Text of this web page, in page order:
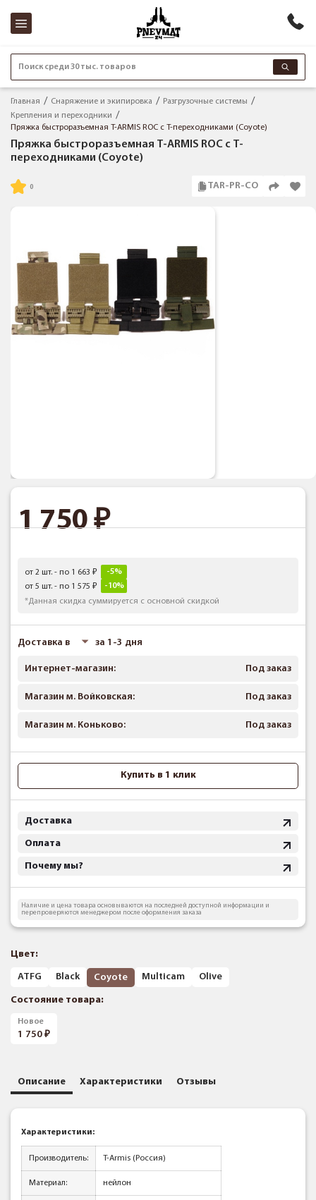
Поиск среди 30 тыс. товаров
Главная Снаряжение и экипировка
Разгрузочные системы
Крепления и переходники
Пряжка быстроразъемная T-ARMIS ROC с Т-переходниками (Coyote)
Пряжка быстроразъемная T-ARMIS ROC с Т-
переходниками (Coyote)
TAR-PR-CO
1 750
от 2 шт. - по 1 663
-5%
от 5 шт. - по 1 575
-10%
*Данная скидка суммируется с основной скидкой
Доставка в за 1-3 дня
Интернет-магазин: Под заказ
Магазин м. Войковская: Под заказ
Магазин м. Коньково: Под заказ
Купить в 1 клик
Доставка
Оплата
Почему мы?
Наличие и цена товара основываются на последней доступной информации и
перепроверяются менеджером после оформления заказа
Цвет:
ATFG Black Coyote Multicam Olive
Состояние товара:
Новое
1 750
Описание Характеристики Отзывы
Характеристики:
Производитель: T-Armis (Россия)
Материал: нейлон